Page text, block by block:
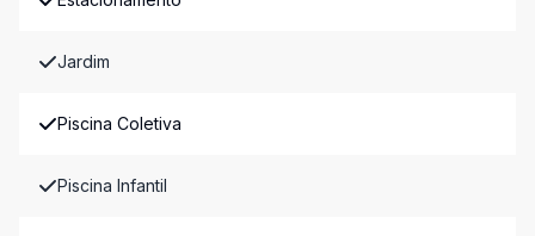
Jardim
Piscina Coletiva
Piscina Infantil